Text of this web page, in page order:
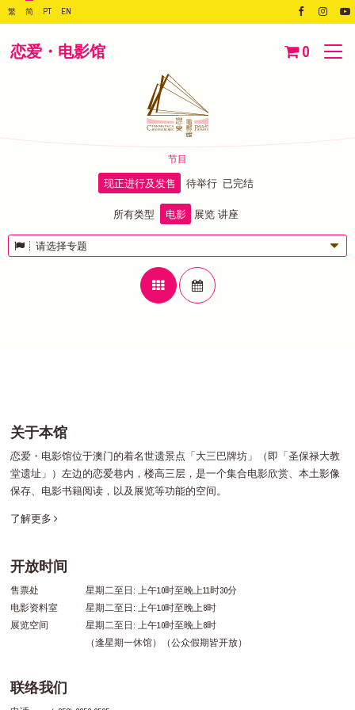
繁 简 PT EN
恋爱・电影馆 0
节目
现正进行及发售 待举行 已完结
所有类型 电影 展览 讲座
请选择专题
关于本馆
恋爱・电影馆位于澳门的着名世遗景点「大三巴牌坊」（即「圣保禄大教
堂遗址」）左边的恋爱巷内，楼高三层，是一个集合电影欣赏、本土影像
保存、电影书籍阅读，以及展览等功能的空间。
了解更多
开放时间
售票处
星期二至日: 上午10时至晚上11时30分
电影资料室
星期二至日: 上午10时至晚上8时
展览空间
星期二至日: 上午10时至晚上8时
（逢星期一休馆）（公众假期皆开放）
联络我们